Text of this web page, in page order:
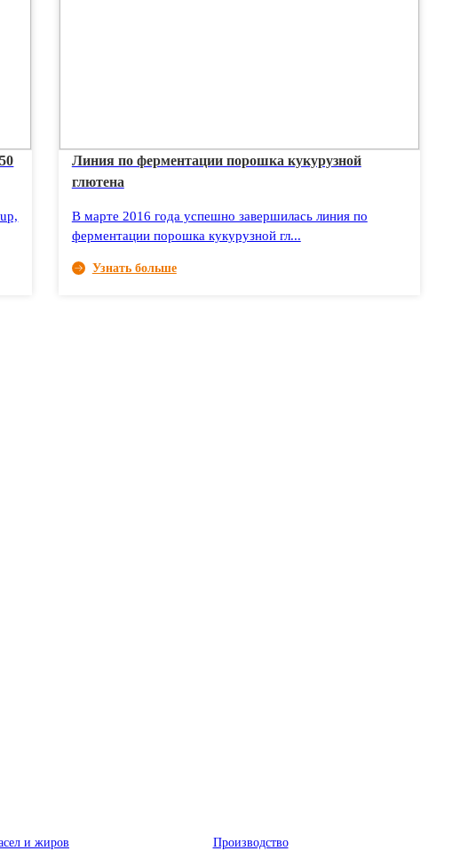
Линия по ферментации порошка кукурузной
глютена
В марте 2016 года успешно завершилась линия по
ферментации порошка кукурузной гл...
Узнать больше
и жиров
Производство